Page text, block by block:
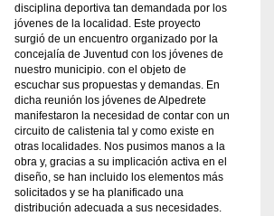
disciplina deportiva tan demandada por los
jóvenes de la localidad. Este proyecto
surgió de un encuentro organizado por la
concejalía de Juventud con los jóvenes de
nuestro municipio. con el objeto de
escuchar sus propuestas y demandas. En
dicha reunión los jóvenes de Alpedrete
manifestaron la necesidad de contar con un
circuito de calistenia tal y como existe en
otras localidades. Nos pusimos manos a la
obra y, gracias a su implicación activa en el
diseño, se han incluido los elementos más
solicitados y se ha planificado una
distribución adecuada a sus necesidades.